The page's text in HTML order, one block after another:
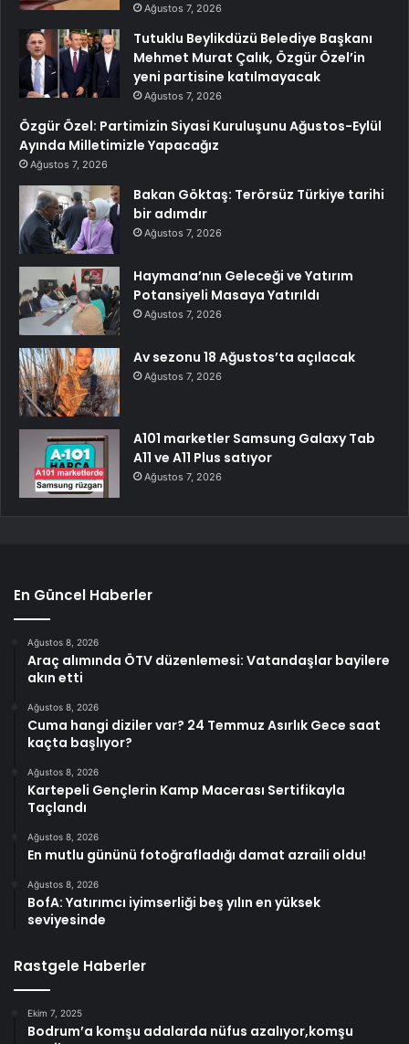
Ağustos 7, 2026
Tutuklu Beylikdüzü Belediye Başkanı
Mehmet Murat Çalık, Özgür Özel’in
yeni partisine katılmayacak
Ağustos 7, 2026
Özgür Özel: Partimizin Siyasi Kuruluşunu Ağustos-Eylül
Ayında Milletimizle Yapacağız
Ağustos 7, 2026
Bakan Göktaş: Terörsüz Türkiye tarihi
bir adımdır
Ağustos 7, 2026
Haymana’nın Geleceği ve Yatırım
Potansiyeli Masaya Yatırıldı
Ağustos 7, 2026
Av sezonu 18 Ağustos’ta açılacak
Ağustos 7, 2026
A101 marketler Samsung Galaxy Tab
A11 ve A11 Plus satıyor
Ağustos 7, 2026
En Güncel Haberler
Ağustos 8, 2026
Araç alımında ÖTV düzenlemesi: Vatandaşlar bayilere
akın etti
Ağustos 8, 2026
Cuma hangi diziler var? 24 Temmuz Asırlık Gece saat
kaçta başlıyor?
Ağustos 8, 2026
Kartepeli Gençlerin Kamp Macerası Sertifikayla
Taçlandı
Ağustos 8, 2026
En mutlu gününü fotoğrafladığı damat azraili oldu!
Ağustos 8, 2026
BofA: Yatırımcı iyimserliği beş yılın en yüksek
seviyesinde
Rastgele Haberler
Ekim 7, 2025
Bodrum’a komşu adalarda nüfus azalıyor,komşu